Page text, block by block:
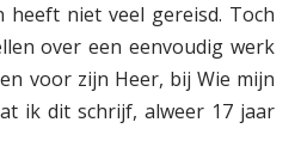
heeft niet veel gereisd. Toch
over een eenvoudig werk
voor zijn Heer, bij Wie mijn
ik dit schrijf, alweer 17 jaar